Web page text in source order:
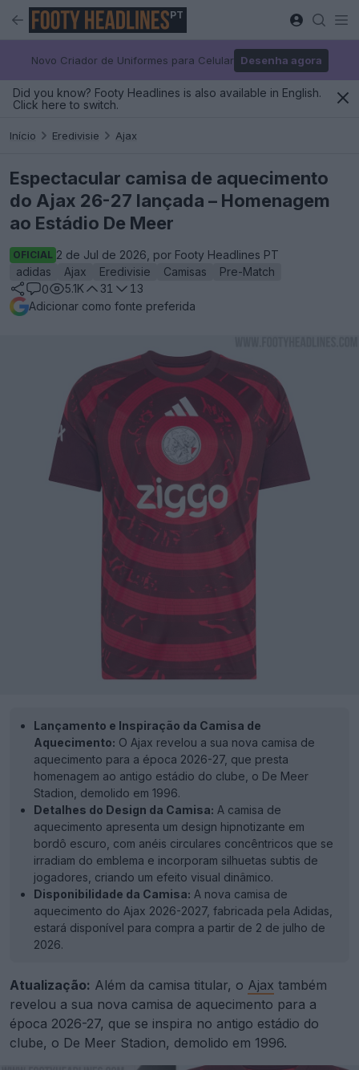
PT
Novo Criador de Uniformes para Celular Desenha agora
Did you know? Footy Headlines is also available in English.
Click here to switch.
Início Eredivisie Ajax
Espectacular camisa de aquecimento
do Ajax 26-27 lançada – Homenagem
ao Estádio De Meer
OFICIAL 2 de Jul de 2026, por Footy Headlines PT
adidas
Ajax Eredivisie Camisas
Pre-Match
0
5.1K 31
13
Adicionar como fonte preferida
Lançamento e Inspiração da Camisa de
Aquecimento: O Ajax revelou a sua nova camisa de
aquecimento para a época 2026-27, que presta
homenagem ao antigo estádio do clube, o De Meer
Stadion, demolido em 1996.
Detalhes do Design da Camisa: A camisa de
aquecimento apresenta um design hipnotizante em
bordô escuro, com anéis circulares concêntricos que se
irradiam do emblema e incorporam silhuetas subtis de
jogadores, criando um efeito visual dinâmico.
Disponibilidade da Camisa: A nova camisa de
aquecimento do Ajax 2026-2027, fabricada pela Adidas,
estará disponível para compra a partir de 2 de julho de
2026.
Atualização: Além da camisa titular, o Ajax também
revelou a sua nova camisa de aquecimento para a
época 2026-27, que se inspira no antigo estádio do
clube, o De Meer Stadion, demolido em 1996.